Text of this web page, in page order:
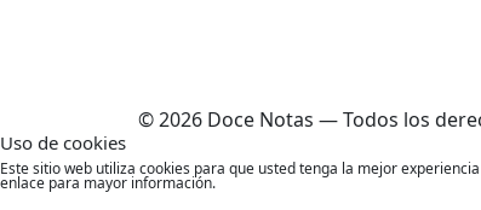
© 2026 Doce Notas — Todos los
Uso de cookies
Este sitio web utiliza cookies para que usted tenga la mejor
enlace para mayor información.